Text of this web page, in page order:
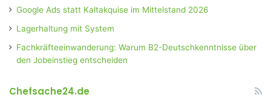
Google Ads statt Kaltakquise im Mittelstand 2026
Lagerhaltung mit System
Fachkräfteeinwanderung: Warum B2-Deutschkenntnisse über
den Jobeinstieg entscheiden
Chefsache24.de